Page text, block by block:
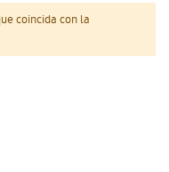
coincida con la